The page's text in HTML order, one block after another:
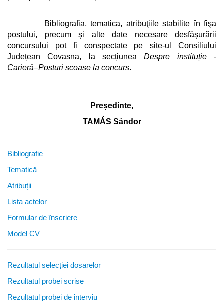
Bibliografia, tematica, atribuţiile stabilite în fişa
postului, precum şi alte date necesare desfăşurării
concursului pot fi conspectate pe site-ul Consiliului
Județean Covasna, la secțiuneaDespre instituție-
Carieră–Posturi scoase la concurs.
Președinte,
TAMÁS Sándor
Bibliografie
Tematică
Atribuții
Lista actelor
Formular de înscriere
Model CV
Rezultatul selecției dosarelor
Rezultatul probei scrise
Rezultatul probei de interviu